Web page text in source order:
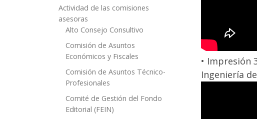
• Impresión
Ingeniería
Actividad de las comisiones
asesoras
Alto Consejo Consultivo
Comisión de Asuntos
Económicos y Fiscales
Comisión de Asuntos Técnico-
Profesionales
Comité de Gestión del Fondo
Editorial (FEIN)